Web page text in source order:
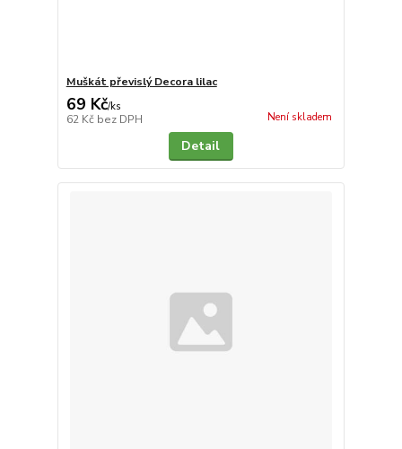
Muškát převislý Decora lilac
69 Kč/ks
62 Kč bez DPH Není skladem
Detail